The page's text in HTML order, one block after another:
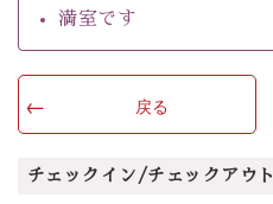
満室です
戻る
チェックイン/チェックアウト